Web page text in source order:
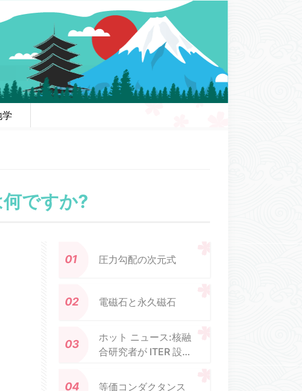
学
ですか?
圧力勾配の次元式
電磁石と永久磁石
ホット ニュース:核融
合研究者が ITER 設計
等価コンダクタンス